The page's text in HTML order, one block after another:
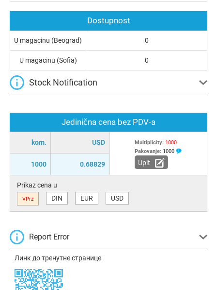
Jedinična cena bez PDV-a
kom. USD
1000 0.68829
Multiplicity: 1000
Pakovanje: 1000
Upit
Prikaz cena u
VPrz DIN EUR USD
Report Error
Линк до тренутне странице
Dostupnost
U magacinu (Beograd) 0
U magacinu (Sofia) 0
Stock Notification